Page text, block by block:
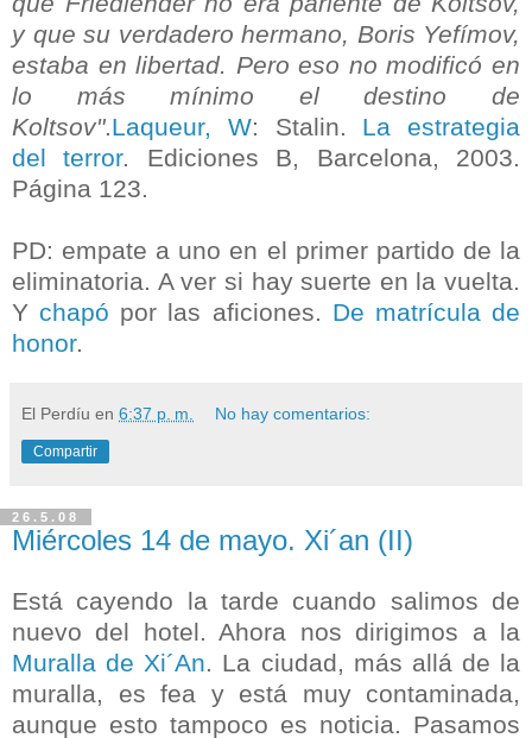
y que su verdadero hermano, Boris Yefímov,
estaba en libertad. Pero eso no modificó en
lo más mínimo el destino de
Koltsov".Laqueur, W: Stalin. La estrategia
del terror. Ediciones B, Barcelona, 2003.
Página 123.
PD: empate a uno en el primer partido de la
eliminatoria. A ver si hay suerte en la vuelta.
Y chapó por las aficiones. De matrícula de
honor.
El Perdíu en 6:37 p. m. No hay comentarios:
Compartir
26.5.08
Miércoles 14 de mayo. Xi´an (II)
Está cayendo la tarde cuando salimos de
nuevo del hotel. Ahora nos dirigimos a la
Muralla de Xi´An. La ciudad, más allá de la
muralla, es fea y está muy contaminada,
aunque esto tampoco es noticia. Pasamos